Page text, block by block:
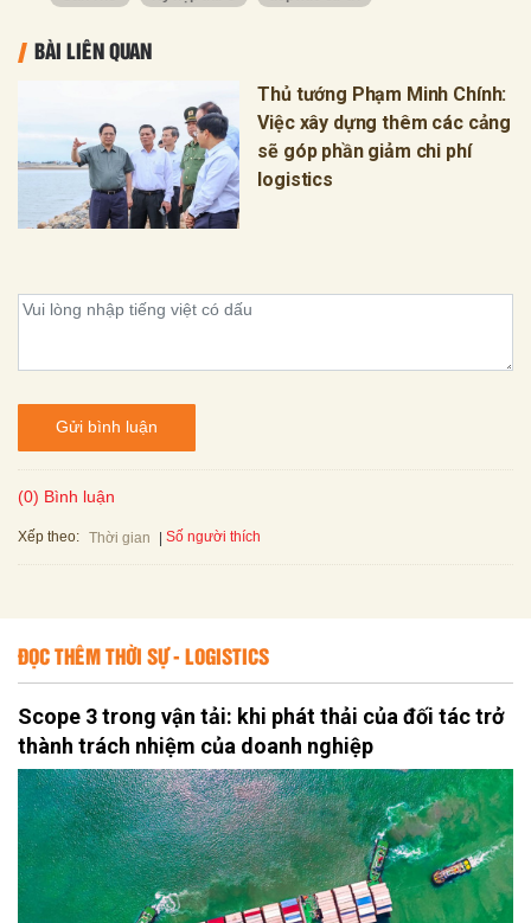
BÀI LIÊN QUAN
Thủ tướng Phạm Minh Chính:
Việc xây dựng thêm các cảng
sẽ góp phần giảm chi phí
logistics
Gửi bình luận
(0) Bình luận
Xếp theo: Thời gian Số người thích
ĐỌC THÊM THỜI SỰ - LOGISTICS
Scope 3 trong vận tải: khi phát thải của đối tác trở
thành trách nhiệm của doanh nghiệp